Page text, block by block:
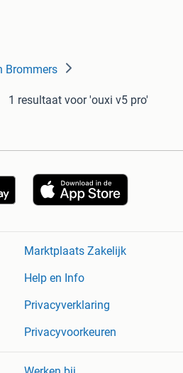
Brommers
1 resultaat voor 'ouxi v5 pro'
Marktplaats Zakelijk
Help en Info
Privacyverklaring
Privacyvoorkeuren